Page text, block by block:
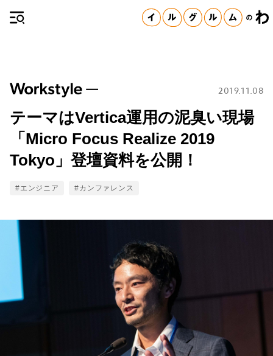
テーマはVertica運用の泥臭い現場
「Micro Focus Realize 2019
Tokyo」登壇資料を公開！
Tags
#エンジニア #カンファレンス
2019.11.08